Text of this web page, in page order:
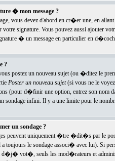
� mon message ?
vous devez d'abord en cr�er une, en
votre signature. Vous pouvez aussi ajouter
� un message en particulier en
?
postez un nouveau sujet (ou �ditez le
Poster un nouveau sujet(si vous ne le voyez
(pour d�finir une option, entrez son nom
sondage infini. Il y a une limite pour le
un sondage ?
peuvent uniquement �tre �dit�s par le
a toujours le sondage associ� avec lui). Si
d�j� vot�, seuls les mod�rateurs et